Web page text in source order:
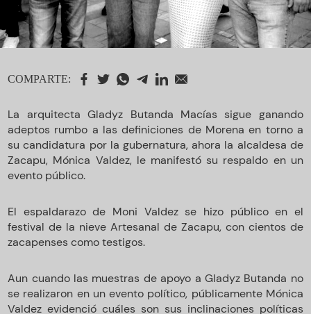
COMPARTE:
La arquitecta Gladyz Butanda Macías sigue ganando
adeptos rumbo a las definiciones de Morena en torno a
su candidatura por la gubernatura, ahora la alcaldesa de
Zacapu, Mónica Valdez, le manifestó su respaldo en un
evento público.
El espaldarazo de Moni Valdez se hizo público en el
festival de la nieve Artesanal de Zacapu, con cientos de
zacapenses como testigos.
Aun cuando las muestras de apoyo a Gladyz Butanda no
se realizaron en un evento político, públicamente Mónica
Valdez evidenció cuáles son sus inclinaciones políticas